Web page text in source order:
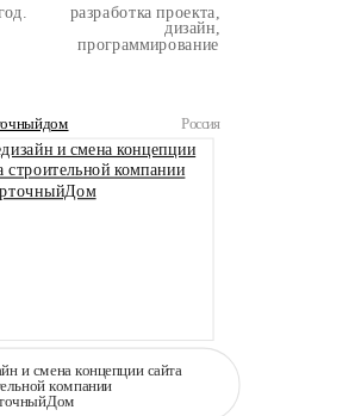
разработка проекта,
дизайн,
программирование
Россия
и смена концепции сайта
компании